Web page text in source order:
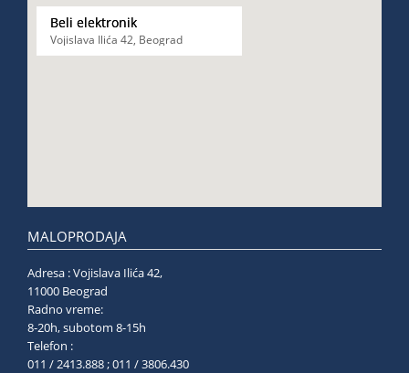
Beli elektronik
Vojislava Ilića 42, Beograd
MALOPRODAJA
Adresa : Vojislava Ilića 42,
11000 Beograd
Radno vreme:
8-20h, subotom 8-15h
Telefon :
011 / 2413.888 ; 011 / 3806.430